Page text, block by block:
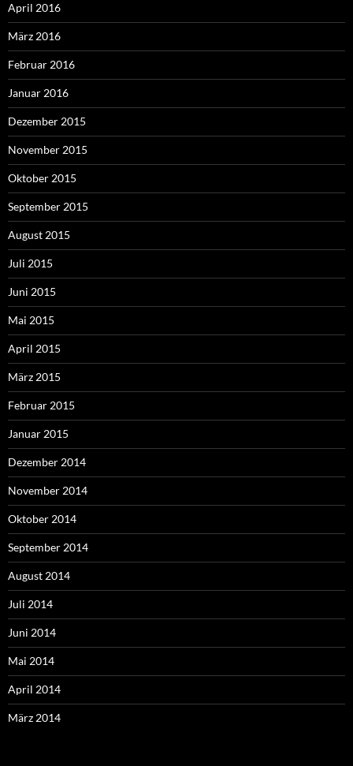
April 2016
März 2016
Februar 2016
Januar 2016
Dezember 2015
November 2015
Oktober 2015
September 2015
August 2015
Juli 2015
Juni 2015
Mai 2015
April 2015
März 2015
Februar 2015
Januar 2015
Dezember 2014
November 2014
Oktober 2014
September 2014
August 2014
Juli 2014
Juni 2014
Mai 2014
April 2014
März 2014